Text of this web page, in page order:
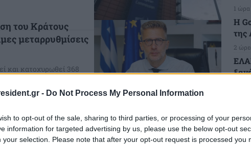
- Do Not Process My Personal Information
to opt-out of the sale, sharing to third parties, or processing of your
information for targeted advertising by us, please use the below opt-out
your selection. Please note that after your opt-out request is processed you
του Κράτους
μεταρρυθμίσεις
και κατοχυρωθεί 368
τις 39
Αναγνωρίζουμε
κράτους
1 ώρα
H
της
2
του